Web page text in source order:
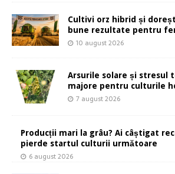
Cultivi orz hibrid și
bune rezultate pentru
10 august 2026
Arsurile solare și stresul
majore pentru culturile
7 august 2026
Producții mari la grâu? Ai câștigat
pierde startul culturii următoare
6 august 2026